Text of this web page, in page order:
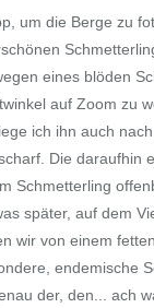
um die Berge zu
eines blöden
auf Zoom zu
ich ihn auch
Die daraufhin
Schmetterling
später, auf dem
wir von einem
endemische
der, den... ach